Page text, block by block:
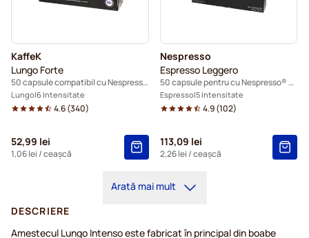
KaffeK
Lungo Forte
50 capsule compatibil cu Nespresso® Pro
Lungo 6 Intensitate
4.6(340)
52,99 lei
1,06 lei / ceașcă
Nespresso
Espresso Leggero
50 capsule pentru cu Nespresso® Pro
Espresso 5 Intensitate
4.9(102)
113,09 lei
2,26 lei / ceașcă
Arată mai mult
DESCRIERE
Amestecul Lungo Intenso este fabricat în principal din boabe